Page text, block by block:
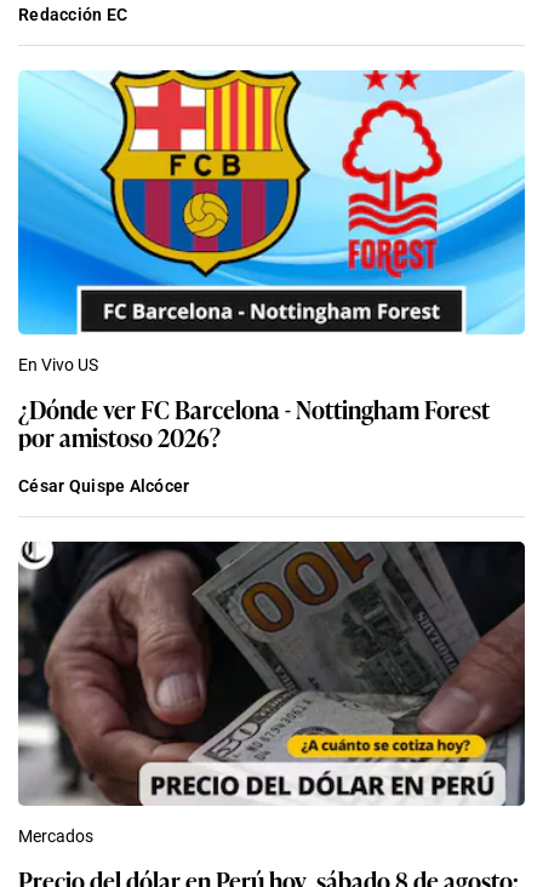
Redacción EC
En Vivo US
¿Dónde ver FC Barcelona - Nottingham Forest
por amistoso 2026?
César Quispe Alcócer
Mercados
Precio del dólar en Perú hoy, sábado 8 de agosto: